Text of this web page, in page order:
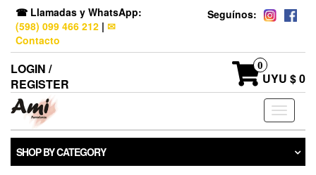
☎ Llamadas y WhatsApp:
(598) 099 466 212 | ✉
Contacto
Seguínos:
LOGIN /
REGISTER
0
UYU $ 0
Toggle
SHOP BY CATEGORY